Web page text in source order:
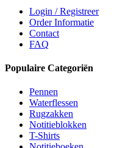
Login / Registreer
Order Informatie
Contact
FAQ
Populaire Categoriën
Pennen
Waterflessen
Rugzakken
Notitieblokken
T-Shirts